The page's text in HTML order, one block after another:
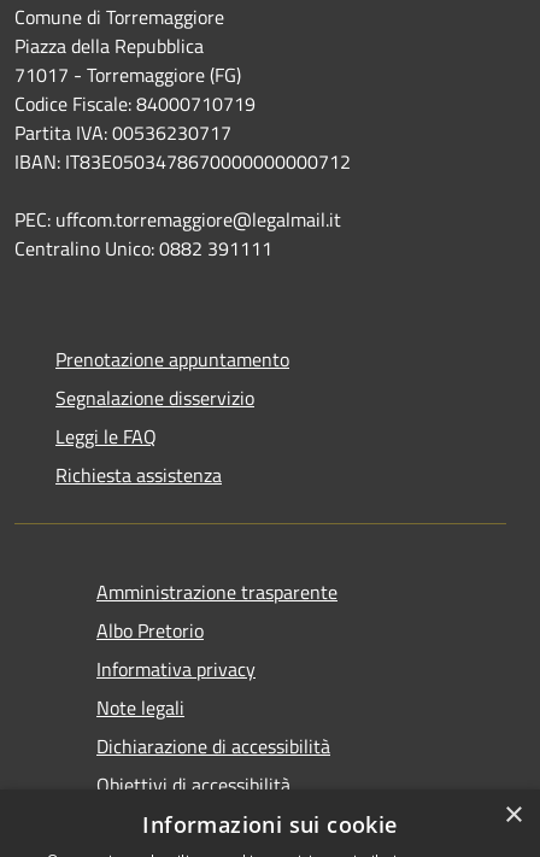
Comune di Torremaggiore
Piazza della Repubblica
71017 - Torremaggiore (FG)
Codice Fiscale: 84000710719
Partita IVA: 00536230717
IBAN: IT83E0503478670000000000712
PEC: uffcom.torremaggiore@legalmail.it
Centralino Unico: 0882 391111
Prenotazione appuntamento
Segnalazione disservizio
Leggi le FAQ
Richiesta assistenza
Amministrazione trasparente
Albo Pretorio
Informativa privacy
Note legali
Dichiarazione di accessibilità
Obiettivi di accessibilità
×
Informazioni sui cookie
Premi Escape per chiudere